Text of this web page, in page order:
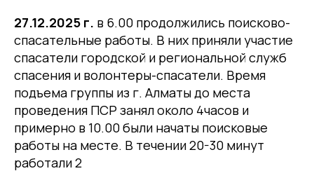
27.12.2025 г. в 6.00 продолжились поисково-
спасательные работы. В них приняли участие
спасатели городской и региональной служб
спасения и волонтеры-спасатели. Время
подъема группы из г. Алматы до места
проведения ПСР занял около 4часов и
примерно в 10.00 были начаты поисковые
работы на месте. В течении 20-30 минут
работали 2